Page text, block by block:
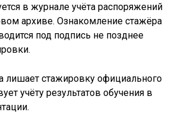
в журнале учёта распоряжений
архиве. Ознакомление стажёра
под подпись не позднее
лишает стажировку официального
учёту результатов обучения в